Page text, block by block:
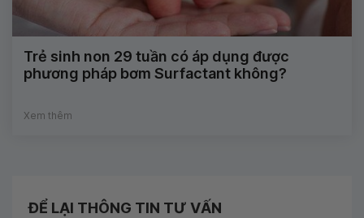
Trẻ sinh non 29 tuần có áp dụng được
phương pháp bơm Surfactant không?
Xem thêm
ĐỂ LẠI THÔNG TIN TƯ VẤN